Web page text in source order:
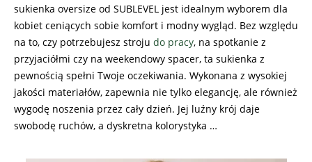
sukienka oversize od SUBLEVEL jest idealnym wyborem dla
kobiet ceniących sobie komfort i modny wygląd. Bez względu
na to, czy potrzebujesz stroju do pracy, na spotkanie z
przyjaciółmi czy na weekendowy spacer, ta sukienka z
pewnością spełni Twoje oczekiwania. Wykonana z wysokiej
jakości materiałów, zapewnia nie tylko elegancję, ale również
wygodę noszenia przez cały dzień. Jej luźny krój daje
swobodę ruchów, a dyskretna kolorystyka …